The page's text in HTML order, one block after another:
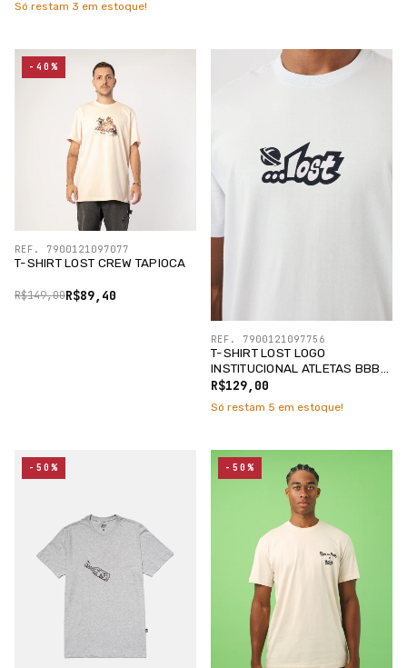
Só restam 3 em estoque!
T-SHIRT LOST CREW TAPIOCA
R$89,40
R$149,00
REF. 7900121097077
-40%
T-SHIRT LOST LOGO
INSTITUCIONAL ATLETAS BBB
/SILK PRETO
R$129,00
REF. 7900121097756
Só restam 5 em estoque!
-50% -50%